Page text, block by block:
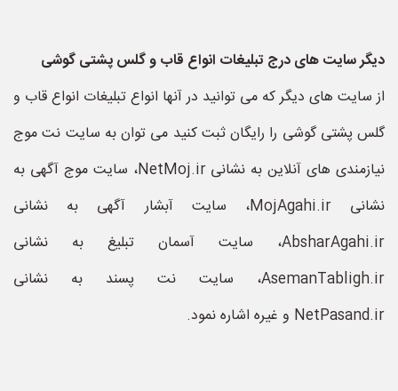
دیگر سایت های درج تبلیغات انواع قاب و گلس پشتی گوشی
از سایت های دیگر که می توانید در آنها انواع تبلیغات انواع قاب و
گلس پشتی گوشی را رایگان ثبت کنید می توان به سایت نت موج
نیازمندی های آنلاین به نشانی NetMoj.ir، سایت موج آگهی به
نشانی MojAgahi.ir، سایت آبشار آگهی به نشانی
AbsharAgahi.ir، سایت آسمان تبلیغ به نشانی
AsemanTabligh.ir، سایت نت پسند به نشانی
NetPasand.ir و غیره اشاره نمود.